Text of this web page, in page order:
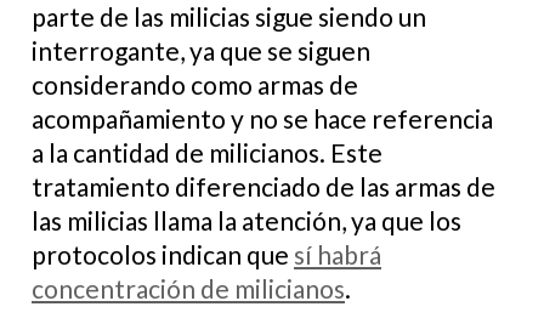
parte de las milicias sigue siendo un
interrogante, ya que se siguen
considerando como armas de
acompañamiento y no se hace referencia
a la cantidad de milicianos. Este
tratamiento diferenciado de las armas de
las milicias llama la atención, ya que los
protocolos indican que sí habrá
concentración de milicianos.